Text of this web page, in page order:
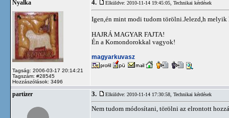
Nyalka
Tagság: 2006-03-17 20:14:21
Tagszám: #28545
Hozzászólások: 3496
4. Elküldve: 2010-11-14 19:45:05, Technikai kérdések
Igen,én mint modi tudom törölni.Jelezd,h
HAJRÁ MAGYAR FAJTA!
Én a Komondorokkal vagyok!
magyarkuvasz
partizer 3. Elküldve: 2010-11-14 17:30:58, Technikai kérdések
Nem tudom módosítani, törölni az elrontott